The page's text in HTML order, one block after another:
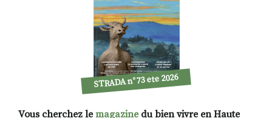
STRADA n°73 ete 2026
Vous cherchez lemagazine du bien vivre en Haute